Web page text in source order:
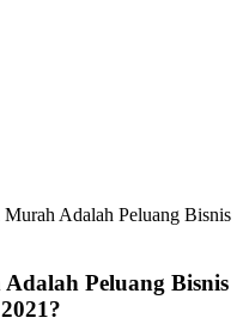
Adalah Peluang Bisnis
Peluang Bisnis